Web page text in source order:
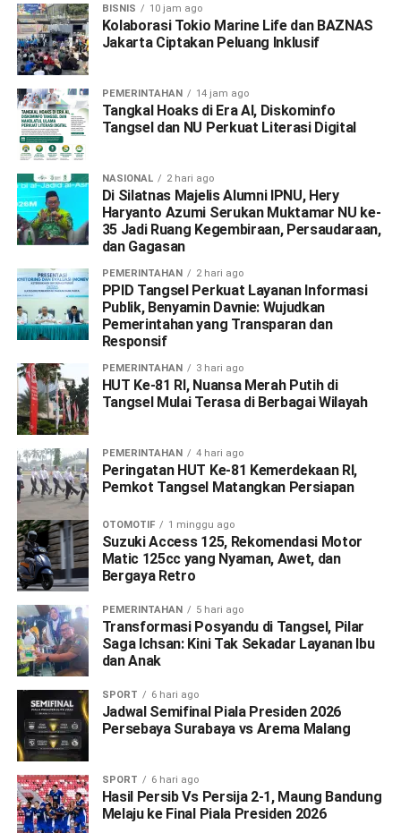
BISNIS 10 jam ago
Kolaborasi Tokio Marine Life dan BAZNAS
Jakarta Ciptakan Peluang Inklusif
PEMERINTAHAN 14 jam ago
Tangkal Hoaks di Era AI, Diskominfo
Tangsel dan NU Perkuat Literasi Digital
NASIONAL 2 hari ago
Di Silatnas Majelis Alumni IPNU, Hery
Haryanto Azumi Serukan Muktamar NU ke-
35 Jadi Ruang Kegembiraan, Persaudaraan,
dan Gagasan
PEMERINTAHAN 2 hari ago
PPID Tangsel Perkuat Layanan Informasi
Publik, Benyamin Davnie: Wujudkan
Pemerintahan yang Transparan dan
Responsif
PEMERINTAHAN 3 hari ago
HUT Ke-81 RI, Nuansa Merah Putih di
Tangsel Mulai Terasa di Berbagai Wilayah
PEMERINTAHAN 4 hari ago
Peringatan HUT Ke-81 Kemerdekaan RI,
Pemkot Tangsel Matangkan Persiapan
OTOMOTIF 1 minggu ago
Suzuki Access 125, Rekomendasi Motor
Matic 125cc yang Nyaman, Awet, dan
Bergaya Retro
PEMERINTAHAN 5 hari ago
Transformasi Posyandu di Tangsel, Pilar
Saga Ichsan: Kini Tak Sekadar Layanan Ibu
dan Anak
SPORT 6 hari ago
Jadwal Semifinal Piala Presiden 2026
Persebaya Surabaya vs Arema Malang
SPORT 6 hari ago
Hasil Persib Vs Persija 2-1, Maung Bandung
Melaju ke Final Piala Presiden 2026